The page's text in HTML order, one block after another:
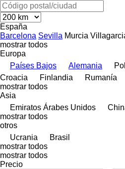
España
Barcelona Sevilla Murcia
mostrar todos
Europa
Países Bajos
Alemania
Croacia
Finlandia Rumanía
mostrar todos
Asia
Emiratos Árabes Unidos
mostrar todos
otros
Ucrania
Brasil
mostrar todos
mostrar todos
Precio